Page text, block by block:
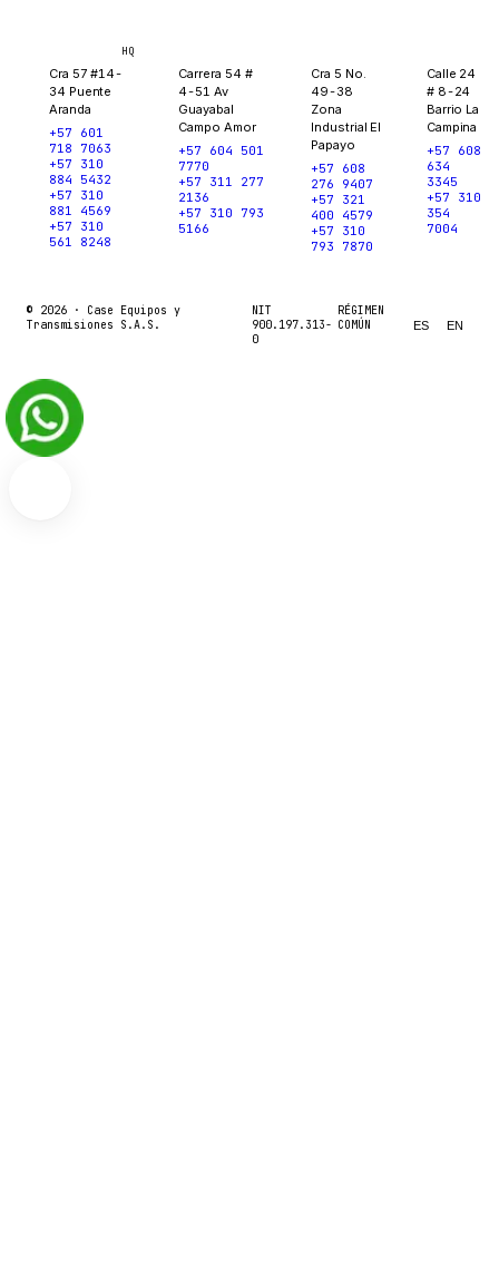
HQ
Cra 57 #14-
34 Puente
Aranda
+57 601
718 7063
+57 310
884 5432
+57 310
881 4569
+57 310
561 8248
Carrera 54 #
4-51 Av
Guayabal
Campo Amor
+57 604 501
7770
+57 311 277
2136
+57 310 793
5166
Cra 5 No.
49-38
Zona
Industrial El
Papayo
+57 608
276 9407
+57 321
400 4579
+57 310
793 7870
Calle 24
# 8-24
Barrio La
Campina
+57 608
634
3345
+57 310
354
7004
© 2026 · Case Equipos y
Transmisiones S.A.S.
NIT
900.197.313-
0
RÉGIMEN
COMÚN
ES EN